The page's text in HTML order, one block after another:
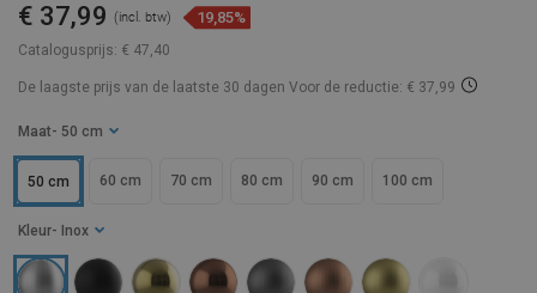
Catalogusprijs: € 47,40
€ 37,99 (incl. btw) 19,85%
De laagste prijs van de laatste 30 dagen Voor de reductie: € 37,99
Maat - 50 cm
50 cm 60 cm 70 cm 80 cm 90 cm 100 cm
Kleur - Inox